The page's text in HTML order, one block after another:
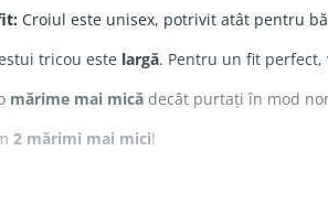
Croiul este unisex, potrivit atât pentru
tricou este largă. Pentru un fit perfect,
mărime mai mică decât purtați în mod
2 mărimi mai mici!